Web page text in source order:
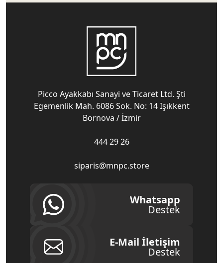
Picco Ayakkabı Sanayi ve Ticaret Ltd. Şti
Egemenlik Mah. 6086 Sok. No: 14 Işıkkent
Bornova / İzmir
444 29 26
siparis@mnpc.store
Whatsapp
Destek
E-Mail İletişim
Destek